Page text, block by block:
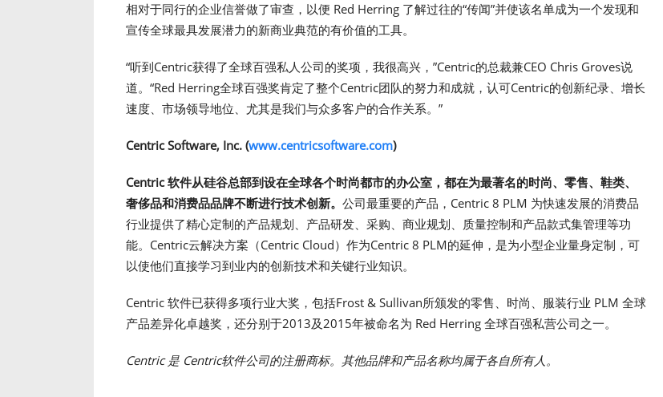
相对于同行的企业信誉做了审查，以便 Red Herring 了解过往的“传闻”并使该名单成为一个发现和
宣传全球最具发展潜力的新商业典范的有价值的工具。
“听到Centric获得了全球百强私人公司的奖项，我很高兴，”Centric的总裁兼CEO Chris Groves说
道。“Red Herring全球百强奖肯定了整个Centric团队的努力和成就，认可Centric的创新纪录、增长
速度、市场领导地位、尤其是我们与众多客户的合作关系。”
Centric Software, Inc. (www.centricsoftware.com)
Centric软件从硅谷总部到设在全球各个时尚都市的办公室，都在为最著名的时尚、零售、鞋类、
奢侈品和消费品品牌不断进行技术创新。 公司最重要的产品，Centric 8 PLM 为快速发展的消费品
行业提供了精心定制的产品规划、产品研发、采购、商业规划、质量控制和产品款式集管理等功
能。Centric云解决方案（Centric Cloud）作为Centric 8 PLM的延伸，是为小型企业量身定制，可
以使他们直接学习到业内的创新技术和关键行业知识。
Centric 软件已获得多项行业大奖，包括Frost & Sullivan所颁发的零售、时尚、服装行业 PLM 全球
产品差异化卓越奖，还分别于2013及2015年被命名为 Red Herring 全球百强私营公司之一。
Centric 是 Centric软件公司的注册商标。其他品牌和产品名称均属于各自所有人。